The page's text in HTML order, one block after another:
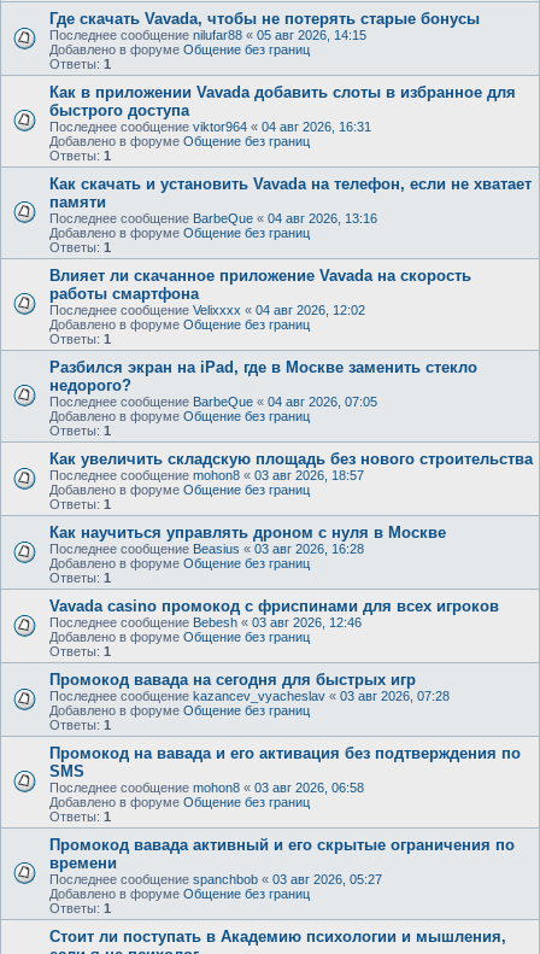
Где скачать Vavada, чтобы не потерять старые бонусы
Последнее сообщение nilufar88 « 05 авг 2026, 14:15
Добавлено в форуме Общение без границ
Ответы: 1
Как в приложении Vavada добавить слоты в избранное для
быстрого доступа
Последнее сообщение viktor964 « 04 авг 2026, 16:31
Добавлено в форуме Общение без границ
Ответы: 1
Как скачать и установить Vavada на телефон, если не хватает
памяти
Последнее сообщение BarbeQue « 04 авг 2026, 13:16
Добавлено в форуме Общение без границ
Ответы: 1
Влияет ли скачанное приложение Vavada на скорость
работы смартфона
Последнее сообщение Velixxxx « 04 авг 2026, 12:02
Добавлено в форуме Общение без границ
Ответы: 1
Разбился экран на iPad, где в Москве заменить стекло
недорого?
Последнее сообщение BarbeQue « 04 авг 2026, 07:05
Добавлено в форуме Общение без границ
Ответы: 1
Как увеличить складскую площадь без нового строительства
Последнее сообщение mohon8 « 03 авг 2026, 18:57
Добавлено в форуме Общение без границ
Ответы: 1
Как научиться управлять дроном с нуля в Москве
Последнее сообщение Beasius « 03 авг 2026, 16:28
Добавлено в форуме Общение без границ
Ответы: 1
Vavada casino промокод с фриспинами для всех игроков
Последнее сообщение Bebesh « 03 авг 2026, 12:46
Добавлено в форуме Общение без границ
Ответы: 1
Промокод вавада на сегодня для быстрых игр
Последнее сообщение kazancev_vyacheslav « 03 авг 2026, 07:28
Добавлено в форуме Общение без границ
Ответы: 1
Промокод на вавада и его активация без подтверждения по
SMS
Последнее сообщение mohon8 « 03 авг 2026, 06:58
Добавлено в форуме Общение без границ
Ответы: 1
Промокод вавада активный и его скрытые ограничения по
времени
Последнее сообщение spanchbob « 03 авг 2026, 05:27
Добавлено в форуме Общение без границ
Ответы: 1
Стоит ли поступать в Академию психологии и мышления,